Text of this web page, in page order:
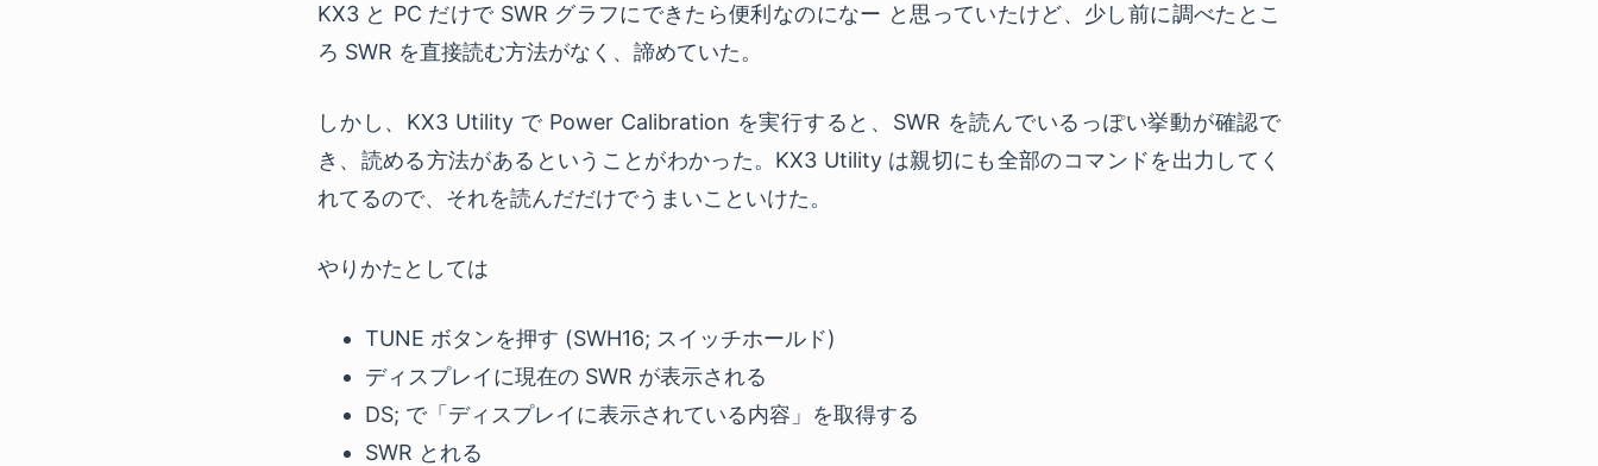
KX3 と PC だけで SWR グラフにできたら便利なのになー と思っていたけど、少し前に調べたとこ
ろ SWR を直接読む方法がなく、諦めていた。
しかし、KX3 Utility で Power Calibration を実行すると、SWR を読んでいるっぽい挙動が確認で
き、読める方法があるということがわかった。KX3 Utility は親切にも全部のコマンドを出力してく
れてるので、それを読んだだけでうまいこといけた。
やりかたとしては
TUNE ボタンを押す (SWH16; スイッチホールド)
ディスプレイに現在の SWR が表示される
DS; で「ディスプレイに表示されている内容」を取得する
SWR とれる